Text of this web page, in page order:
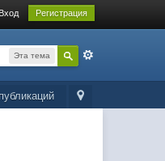
Вход Регистрация
Эта тема